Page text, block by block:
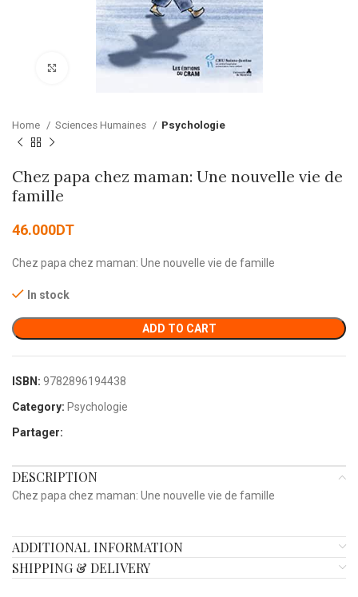
Click to enlarge
Home Sciences Humaines Psychologie
Chez papa chez maman: Une nouvelle vie de
famille
46.000DT
Chez papa chez maman: Une nouvelle vie de famille
In stock
ADD TO CART
ISBN: 9782896194438
Category: Psychologie
Partager:
DESCRIPTION
Chez papa chez maman: Une nouvelle vie de famille
ADDITIONAL INFORMATION
SHIPPING & DELIVERY